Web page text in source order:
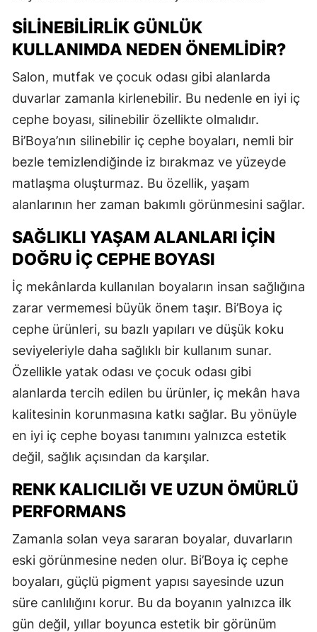
SILINEBILIRLIK GÜNLÜK
KULLANIMDA NEDEN ÖNEMLIDIR?
Salon, mutfak ve çocuk odası gibi alanlarda
duvarlar zamanla kirlenebilir. Bu nedenle en iyi iç
cephe boyası, silinebilir özellikte olmalıdır.
Bi’Boya’nın silinebilir iç cephe boyaları, nemli bir
bezle temizlendiğinde iz bırakmaz ve yüzeyde
matlaşma oluşturmaz. Bu özellik, yaşam
alanlarının her zaman bakımlı görünmesini sağlar.
SAĞLIKLI YAŞAM ALANLARI İÇIN
DOĞRU İÇ CEPHE BOYASI
İç mekânlarda kullanılan boyaların insan sağlığına
zarar vermemesi büyük önem taşır. Bi’Boya iç
cephe ürünleri, su bazlı yapıları ve düşük koku
seviyeleriyle daha sağlıklı bir kullanım sunar.
Özellikle yatak odası ve çocuk odası gibi
alanlarda tercih edilen bu ürünler, iç mekân hava
kalitesinin korunmasına katkı sağlar. Bu yönüyle
en iyi iç cephe boyası tanımını yalnızca estetik
değil, sağlık açısından da karşılar.
RENK KALICILIĞI VE UZUN ÖMÜRLÜ
PERFORMANS
Zamanla solan veya sararan boyalar, duvarların
eski görünmesine neden olur. Bi’Boya iç cephe
boyaları, güçlü pigment yapısı sayesinde uzun
süre canlılığını korur. Bu da boyanın yalnızca ilk
gün değil, yıllar boyunca estetik bir görünüm